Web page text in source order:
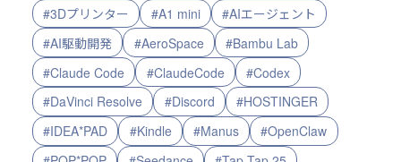
#3Dプリンター #A1 mini
#AIエージェント
#AI駆動開発
#AeroSpace
#Bambu Lab
#Claude Code
#ClaudeCode
#Codex
#DaVinci Resolve
#Discord
#HOSTINGER
#IDEA*PAD
#Kindle #Manus
#OpenClaw